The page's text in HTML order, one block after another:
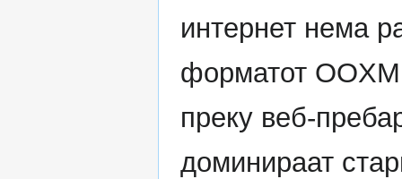
интернет нема
форматот
преку веб-
доминираат